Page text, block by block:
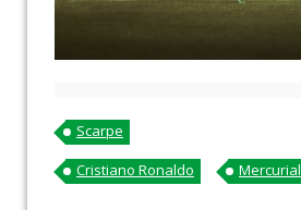
Scarpe
Cristiano Ronaldo
Mercurial